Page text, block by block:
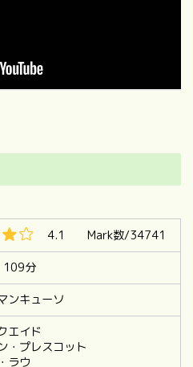
4.1 Mark数/34741
分
ンキューソ
エイド
・プレスコット
ラウ